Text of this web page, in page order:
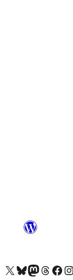
Unser X-Konto (früher Twitter) besuchen
Unser Bluesky-Konto besuchen
Unser Mastodon-Konto
Unser Threads-
Unsere